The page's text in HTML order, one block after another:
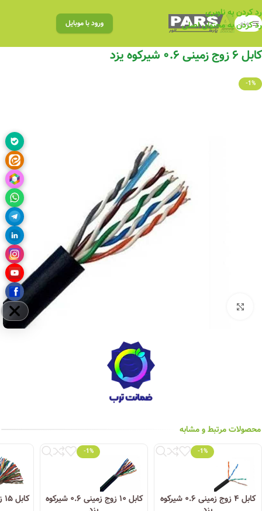
رد کردن به ناوبری
رد کردن به محتوای اصلی
منو ورود با موبایل
کابل ۶ زوج زمینی ۰.۶ شیرکوه یزد
-1%
محصولات مرتبط و مشابه
-1%
کابل ۴ زوج زمینی ۰.۶ شیرکوه
-1%
کابل ۱۰ زوج زمینی ۰.۶ شیرکوه